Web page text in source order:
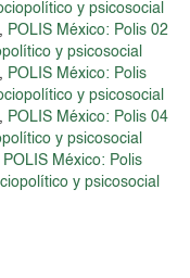
y psicosocial
, POLIS México: Polis 02
y psicosocial
, POLIS México: Polis
y psicosocial
, POLIS México: Polis 04
y psicosocial
POLIS México: Polis
y psicosocial